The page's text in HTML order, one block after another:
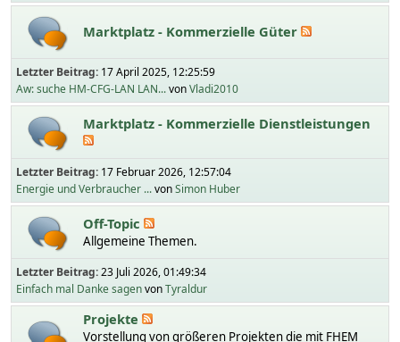
Marktplatz - Kommerzielle Güter
Letzter Beitrag: 17 April 2025, 12:25:59
Aw: suche HM-CFG-LAN LAN...vonVladi2010
Marktplatz - Kommerzielle Dienstleistungen
Letzter Beitrag: 17 Februar 2026, 12:57:04
Energie und Verbraucher ...vonSimon Huber
Off-Topic
Allgemeine Themen.
Letzter Beitrag:23 Juli 2026, 01:49:34
Einfach mal Danke sagenvonTyraldur
Projekte
Vorstellung von größeren Projekten die mit FHEM